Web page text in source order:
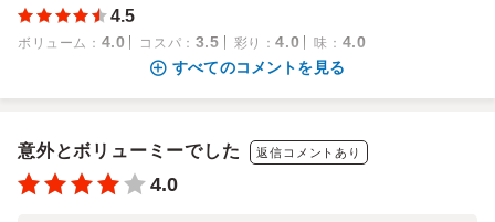
4.5
ボリューム ： 4.0 コスパ ： 3.5 彩り ：4.0 味 ： 4.0
すべてのコメントを見る
意外とボリューミーでした 返信コメントあり
4.0